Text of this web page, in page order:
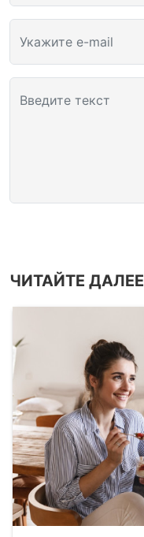
Укажите e-mail
Введите текст
ЧИТАЙТЕ ДАЛЕЕ